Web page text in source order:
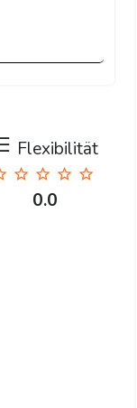
Flexibilität
0.0